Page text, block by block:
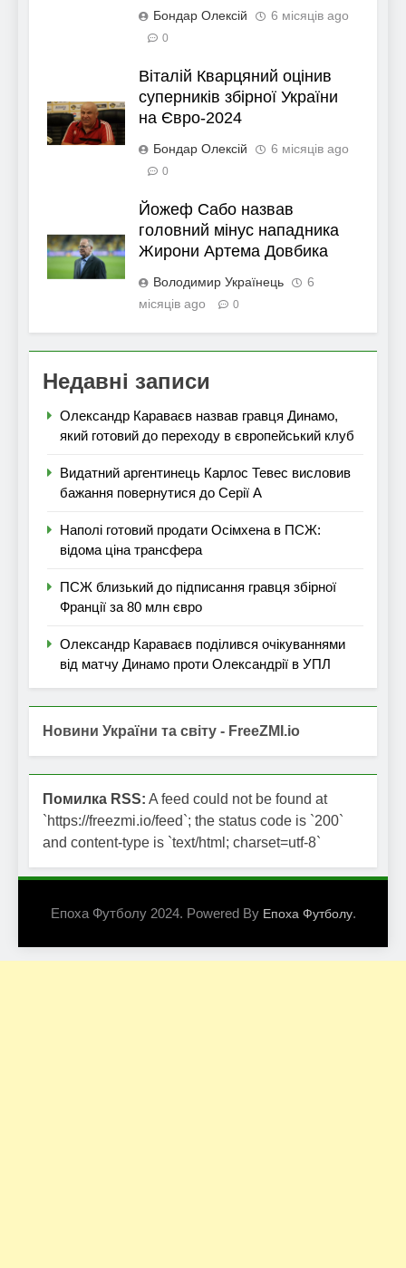
Бондар Олексій 6 місяців ago
0
Віталій Кварцяний оцінив
суперників збірної України
на Євро-2024
Бондар Олексій 6 місяців ago
0
Йожеф Сабо назвав
головний мінус нападника
Жирони Артема Довбика
Володимир Українець
6
місяців ago
0
Недавні записи
Олександр Караваєв назвав гравця Динамо,
який готовий до переходу в європейський клуб
Видатний аргентинець Карлос Тевес висловив
бажання повернутися до Серії А
Наполі готовий продати Осімхена в ПСЖ:
відома ціна трансфера
ПСЖ близький до підписання гравця збірної
Франції за 80 млн євро
Олександр Караваєв поділився очікуваннями
від матчу Динамо проти Олександрії в УПЛ
Новини України та світу - FreeZMI.io
Помилка RSS: A feed could not be found at
`https://freezmi.io/feed`; the status code is `200`
and content-type is `text/html; charset=utf-8`
Епоха Футболу 2024. Powered By Епоха Футболу.